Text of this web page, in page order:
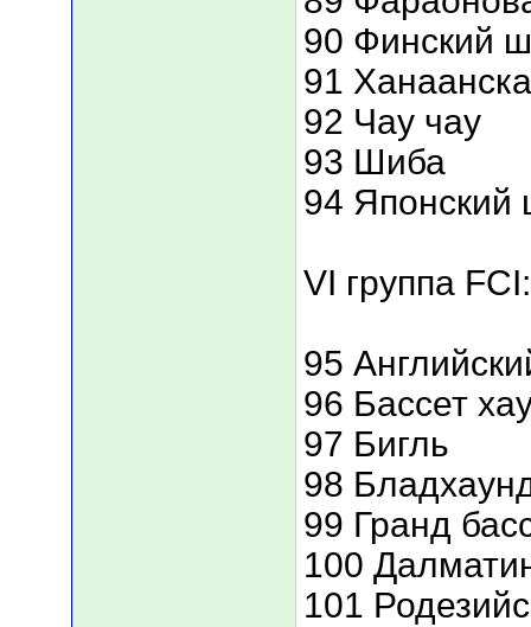
90 Финский
91
92 Чау чау
93 Шиба
94 Японский
VI группа FCI:
95
96 Бассет
97 Бигль
98
99 Гранд
100
101